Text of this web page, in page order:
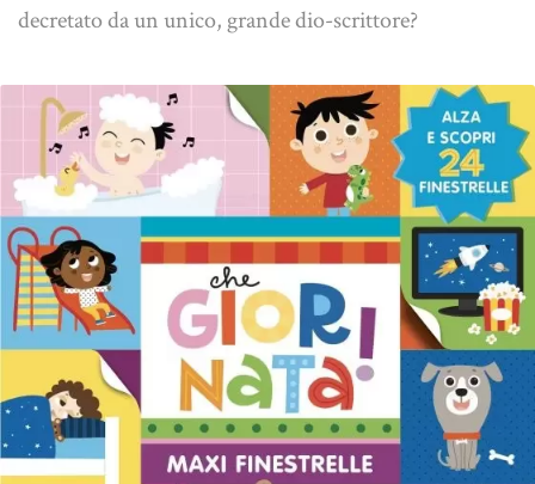
decretato da un unico, grande dio-scrittore?